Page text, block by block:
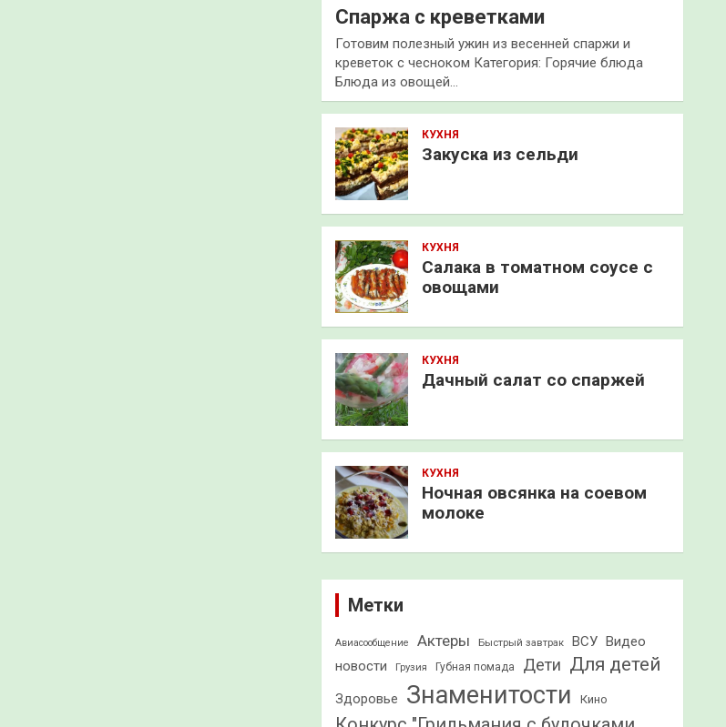
Спаржа с креветками
Готовим полезный ужин из весенней спаржи и
креветок с чесноком Категория: Горячие блюда
Блюда из овощей…
КУХНЯ
Закуска из сельди
КУХНЯ
Салака в томатном соусе с
овощами
КУХНЯ
Дачный салат со спаржей
КУХНЯ
Ночная овсянка на соевом
молоке
Метки
Авиасообщение Актеры Быстрый завтрак ВСУ Видео
новости
Грузия Губная помада Дети Для детей
Здоровье Знаменитости Кино